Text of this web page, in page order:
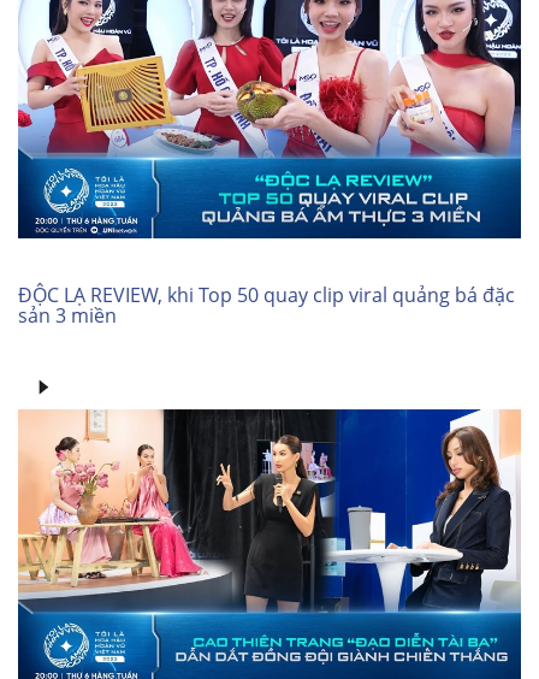
ĐỘC LẠ REVIEW, khi Top 50 quay clip viral quảng bá đặc
sản 3 miền